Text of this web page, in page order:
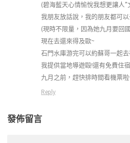
(碧海藍天心情愉悅我想更讓人”
我朋友放話說，我的朋友都可以
(現時不限量，因為她九月要回
現在去還來得及歐~
石門水庫游完可以約蘇哥一起去
我提供當地導遊毆!還有免費住
九月之前，趕快排時間看機票啦
Reply
發佈留言